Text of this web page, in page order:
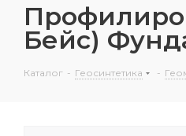
Бейс)
Каталог - Геосинтетика -